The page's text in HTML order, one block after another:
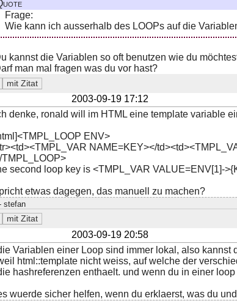
Frage:
Wie kann ich ausserhalb des LOOPs auf die
kannst die Variablen so oft benutzen wie du
man mal fragen was du vor hast?
2003-09-19 17:12
denke, ronald will im HTML eine template variable
ENV>
NAME=KEY></
TMPL_LOOP>
second loop key is <TMPL_VAR VALUE=ENV[1]-
etwas dagegen, das manuell zu machen?
stefan
2003-09-19 20:58
Variablen einer Loop sind immer lokal, also
html::template nicht weiss, auf welche der
hashreferenzen enthaelt. und wenn du in einer
wuerde sicher helfen, wenn du erklaerst, was du